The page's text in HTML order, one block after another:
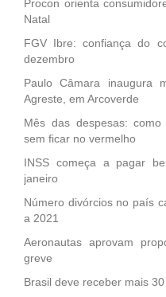
Procon orienta
Natal
FGV Ibre: confiança do
dezembro
Paulo Câmara inaugura
Agreste, em Arcoverde
Mês das despesas:
sem ficar no vermelho
INSS começa a pagar
janeiro
Número divórcios no país
a 2021
Aeronautas aprovam
greve
Brasil deve receber mais